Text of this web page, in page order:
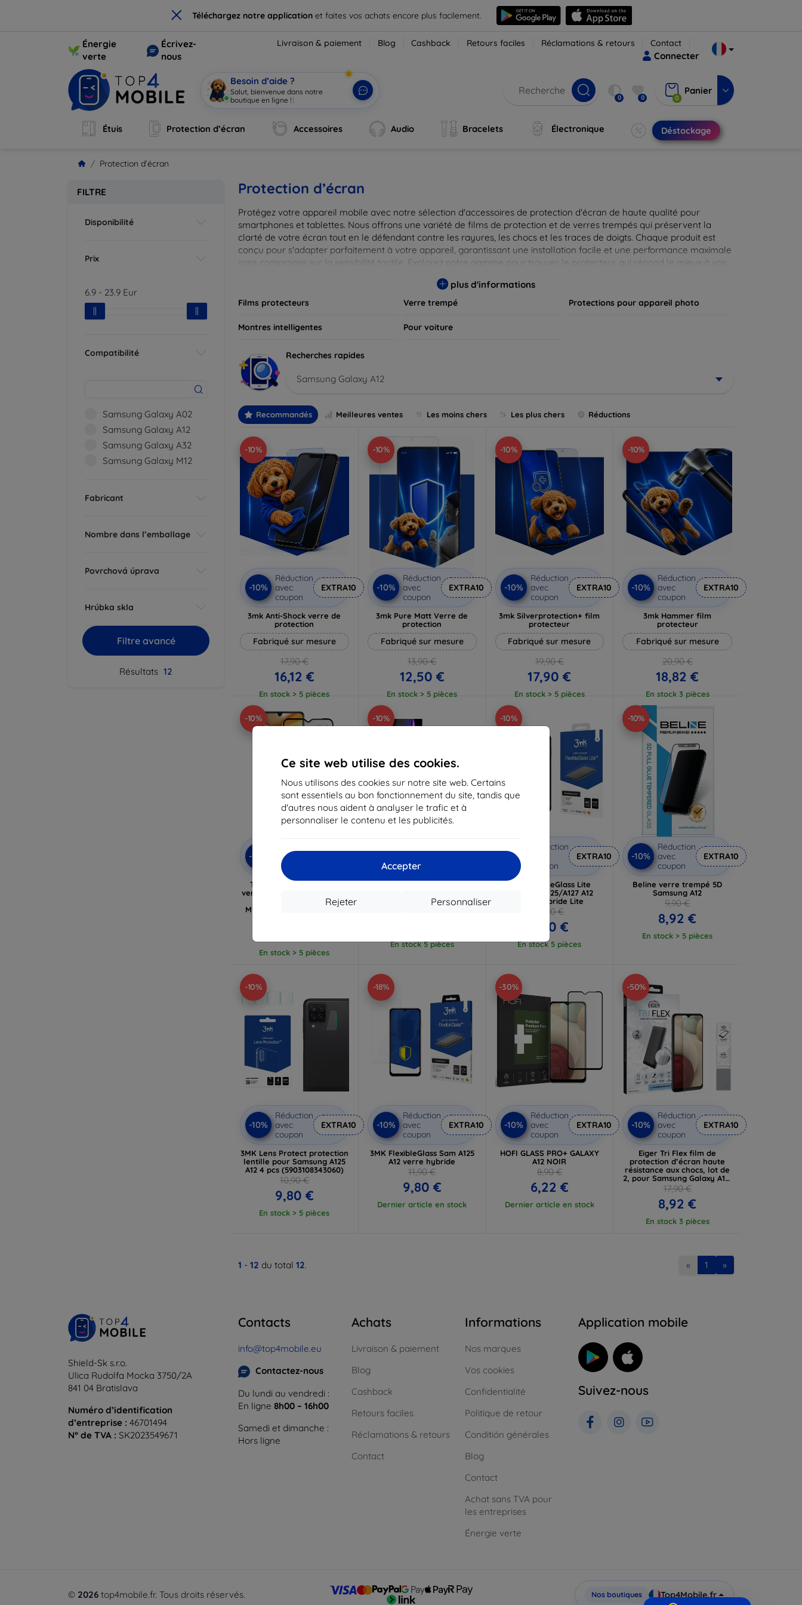
× Téléchargez notre application et faites vos achats encore plus facilement.
Ce site web utilise des cookies.
Nous utilisons des cookies sur notre site web. Certains
sont essentiels au bon fonctionnement du site, tandis que
d'autres nous aident à analyser le trafic et à
personnaliser le contenu et les publicités.
Accepter
Personnaliser
Rejeter
Énergie
verte
Écrivez-
nous
Livraison & paiement Blog Cashback Retours faciles Réclamations & retours Contact
Connecter
Besoin d’aide ?
Salut, bienvenue dans notre
boutique en ligne ! | 0 0 0
Panier
Étuis Protection d’écran Accessoires Audio Bracelets Électronique Déstockage
Protection d’écran
FILTRE
Disponibilité
Prix
6.9 - 23.9 Eur
Compatibilité
Samsung Galaxy A02
Samsung Galaxy A12
Samsung Galaxy A32
Samsung Galaxy M12
Fabricant
Nombre dans l’emballage
Povrchová úprava
Hrúbka skla
Filtre avancé
Résultats 12
Protection d’écran
Protégez votre appareil mobile avec notre sélection d'accessoires de protection d'écran de haute qualité pour
smartphones et tablettes. Nous offrons une variété de films de protection et de verres trempés qui préservent la
clarté de votre écran tout en le défendant contre les rayures, les chocs et les traces de doigts. Chaque produit est
conçu pour s'adapter parfaitement à votre appareil, garantissant une installation facile et une performance maximale
sans compromis sur la sensibilité tactile. Explorez notre gamme pour trouver le protecteur qui répond le mieux à vos
plus d'informations
Films protecteurs Verre trempé Protections pour appareil photo
Montres intelligentes Pour voiture
Recherches rapides
Samsung Galaxy A12
Recommandés Meilleures ventes Les moins chers Les plus chers Réductions
-10%
-10%
Réduction
avec
coupon
EXTRA10
3mk Anti-Shock verre de
protection
Fabriqué sur mesure
17,90 €
16,12 €
En stock > 5 pièces
-10%
-10%
Réduction
avec
coupon
EXTRA10
3mk Pure Matt Verre de
protection
Fabriqué sur mesure
13,90 €
12,50 €
En stock > 5 pièces
-10%
-10%
Réduction
avec
coupon
EXTRA10
3mk Silverprotection+ film
protecteur
Fabriqué sur mesure
19,90 €
17,90 €
En stock > 5 pièces
-10%
-10%
Réduction
avec
coupon
EXTRA10
3mk Hammer film
protecteur
Fabriqué sur mesure
20,90 €
18,82 €
En stock 3 pièces
-10%
-10%
avec
coupon
Tactical Glass Shield 5D
verre trempé de protection
pour Samsung Galaxy
M12/A32 5G/A12/A02s noir
En stock > 5 pièces
-10%
coupon
Film protecteur multicouche
Samsung Galaxy A12
En stock 5 pièces
-10%
-10%
Réduction
coupon
EXTRA10
3MK FlexibleGlass Lite
Samsung A125/A127 A12
verre hybride Lite
10,90 €
9,80 €
En stock 5 pièces
-10%
-10%
Réduction
avec
coupon
EXTRA10
Beline verre trempé 5D
Samsung A12
9,90 €
8,92 €
En stock > 5 pièces
-10%
-10%
Réduction
avec
coupon
EXTRA10
3MK Lens Protect protection
lentille pour Samsung A125
A12 4 pcs (5903108343060)
10,90 €
9,80 €
En stock > 5 pièces
-18%
-10%
Réduction
avec
coupon
EXTRA10
3MK FlexibleGlass Sam A125
A12 verre hybride
11,90 €
9,80 €
Dernier article en stock
-30%
-10%
Réduction
avec
coupon
EXTRA10
HOFI GLASS PRO+ GALAXY
A12 NOIR
8,90 €
6,22 €
Dernier article en stock
-50%
-10%
Réduction
avec
coupon
EXTRA10
Eiger Tri Flex film de
protection d’écran haute
résistance aux chocs, lot de
2, pour Samsung Galaxy A12,
transparent (EGSP00726)
17,90 €
8,92 €
En stock 3 pièces
1 - 12 du total 12. « 1 »
Shield-Sk s.r.o.
Ulica Rudolfa Mocka 3750/2A
841 04 Bratislava
Numéro d’identification
d’entreprise : 46701494
N° de TVA : SK2023549671
Contacts
info@top4mobile.eu
Contactez-nous
Du lundi au vendredi :
En ligne 8h00 – 16h00
Samedi et dimanche :
Hors ligne
Achats
Livraison & paiement
Blog
Cashback
Retours faciles
Réclamations & retours
Contact
Informations
Nos marques
Vos cookies
Confidentialité
Politique de retour
Conditión générales
Blog
Contact
Achat sans TVA pour
les entreprises
Énergie verte
Application mobile
Suivez-nous
© 2026 top4mobile.fr. Tous droits réservés. Nos boutiques Top4Mobile.fr